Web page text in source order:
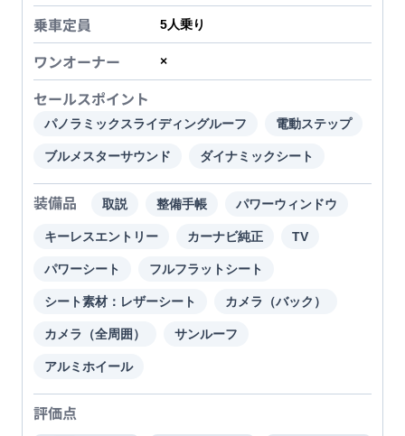
乗車定員 5人乗り
ワンオーナー ×
セールスポイント
パノラミックスライディングルーフ 電動ステップ
ブルメスターサウンド ダイナミックシート
装備品 取説 整備手帳 パワーウィンドウ
キーレスエントリー カーナビ純正 TV
パワーシート フルフラットシート
シート素材：レザーシート カメラ（バック）
カメラ（全周囲） サンルーフ
アルミホイール
評価点